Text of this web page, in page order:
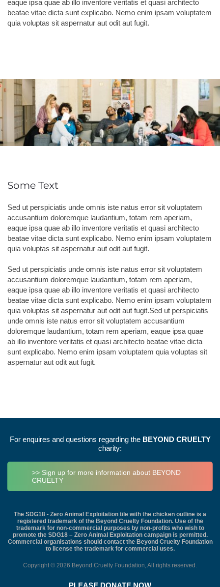
eaque ipsa quae ab illo inventore veritatis et quasi architecto
beatae vitae dicta sunt explicabo. Nemo enim ipsam voluptatem
quia voluptas sit aspernatur aut odit aut fugit.
Some Text
Sed ut perspiciatis unde omnis iste natus error sit voluptatem
accusantium doloremque laudantium, totam rem aperiam,
eaque ipsa quae ab illo inventore veritatis et quasi architecto
beatae vitae dicta sunt explicabo. Nemo enim ipsam voluptatem
quia voluptas sit aspernatur aut odit aut fugit.
Sed ut perspiciatis unde omnis iste natus error sit voluptatem
accusantium doloremque laudantium, totam rem aperiam,
eaque ipsa quae ab illo inventore veritatis et quasi architecto
beatae vitae dicta sunt explicabo. Nemo enim ipsam voluptatem
quia voluptas sit aspernatur aut odit aut fugit.Sed ut perspiciatis
unde omnis iste natus error sit voluptatem accusantium
doloremque laudantium, totam rem aperiam, eaque ipsa quae
ab illo inventore veritatis et quasi architecto beatae vitae dicta
sunt explicabo. Nemo enim ipsam voluptatem quia voluptas sit
aspernatur aut odit aut fugit.
For enquires and questions regarding the BEYOND CRUELTY
charity:
>> Sign up for more information about BEYOND
CRUELTY
The SDG18 - Zero Animal Exploitation tile with the chicken outline is a
registered trademark of the Beyond Cruelty Foundation. Use of the
trademark for non-commercial purposes by non-profits who wish to
promote the SDG18 – Zero Animal Exploitation campaign is permitted.
Commercial organisations should contact the Beyond Cruelty Foundation
to license the trademark for commercial uses.
Copyright © 2026 Beyond Cruelty Foundation, All rights reserved.
PLEASE DONATE NOW